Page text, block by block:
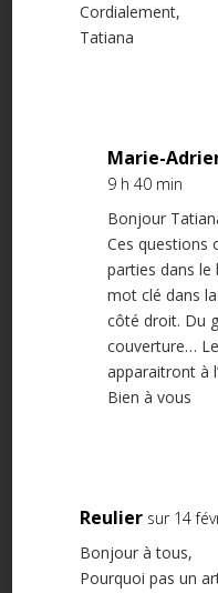
Cordialement,
Tatiana
Marie-
9 h 40 min
Bonjour
Ces questions
parties dans le
mot clé dans
côté droit. Du
couverture…
apparaitront à
Bien à vous
Reulier sur 14
Bonjour à tous,
Pourquoi pas un